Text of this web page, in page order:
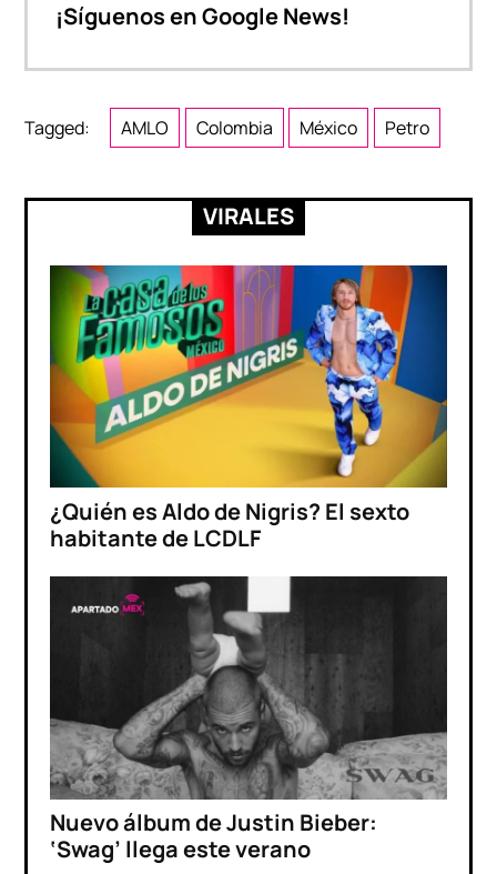
¡Síguenos en Google News!
Tagged: AMLO Colombia México Petro
VIRALES
¿Quién es Aldo de Nigris? El sexto
habitante de LCDLF
Nuevo álbum de Justin Bieber:
‘Swag’ llega este verano